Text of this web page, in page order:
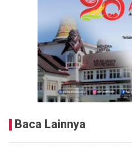
Baca Lainnya